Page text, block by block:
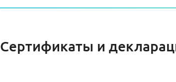
Сертификаты и